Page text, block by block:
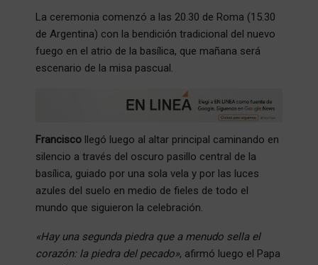
La ceremonia comenzó a las 20.30 de Roma (15.30
de Argentina) con la bendición tradicional del nuevo
fuego en el atrio de la basílica, que mañana será
escenario de la misa pascual.
Francisco llegó luego al altar principal caminando en
silencio a través del oscuro pasillo central de la
basílica, guiado por una sola vela y por las luces
azules del suelo en medio de fieles de todo el
mundo que siguieron la celebración.
«Hay una segunda piedra que a menudo sella el
corazón: la piedra del pecado», afirmó luego el Papa